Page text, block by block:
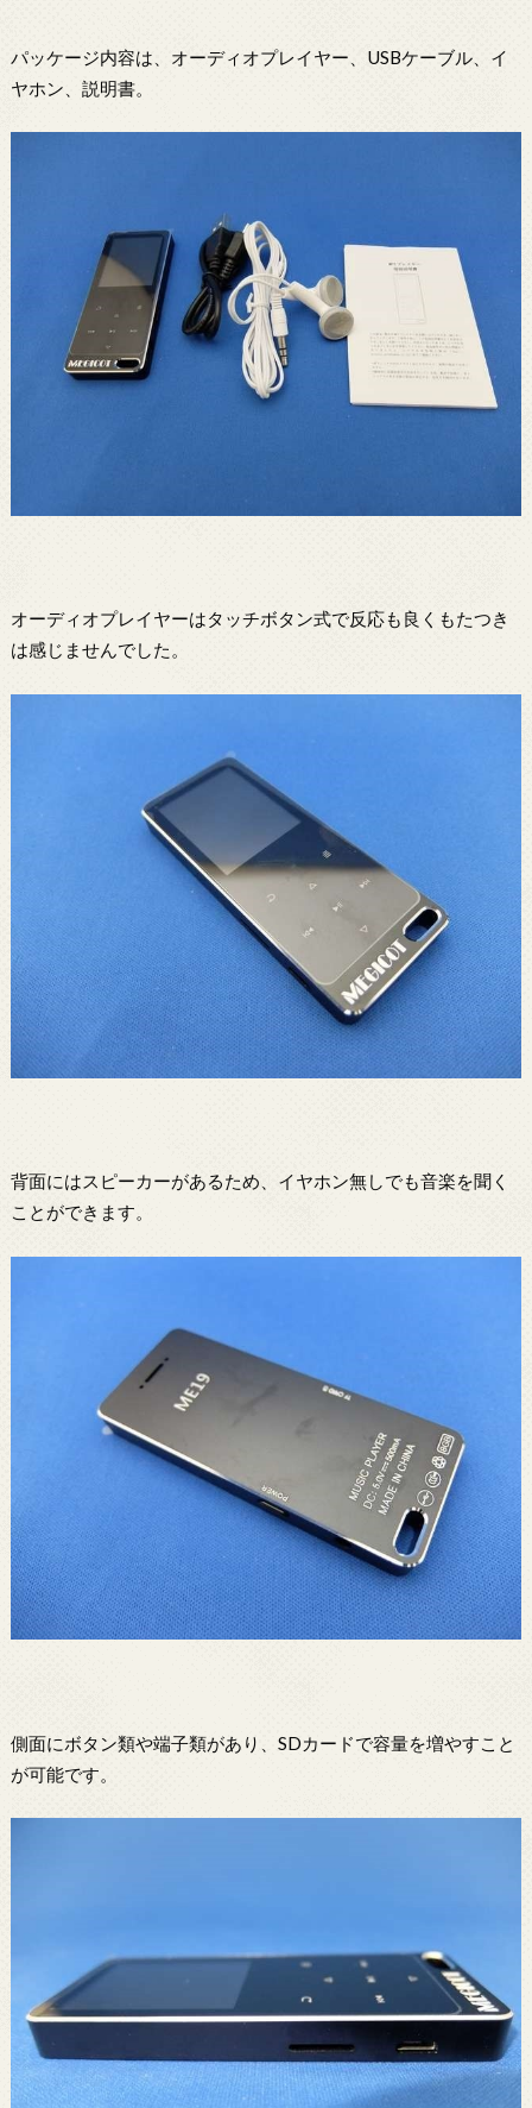
パッケージ内容は、オーディオプレイヤー、USBケーブル、イ
ヤホン、説明書。
オーディオプレイヤーはタッチボタン式で反応も良くもたつき
は感じませんでした。
背面にはスピーカーがあるため、イヤホン無しでも音楽を聞く
ことができます。
側面にボタン類や端子類があり、SDカードで容量を増やすこと
が可能です。